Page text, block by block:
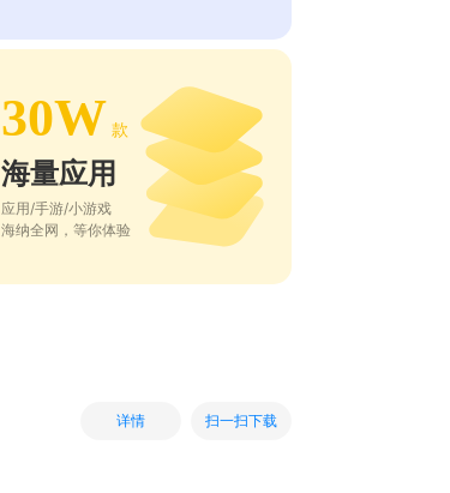
30W 款
海量应用
应用/手游/小游戏
海纳全网，等你体验
详情 扫一扫下载